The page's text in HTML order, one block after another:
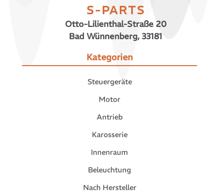
S-PARTS
Otto-Lilienthal-Straße 20
Bad Wünnenberg, 33181
Kategorien
Steuergeräte
Motor
Antrieb
Karosserie
Innenraum
Beleuchtung
Nach Hersteller